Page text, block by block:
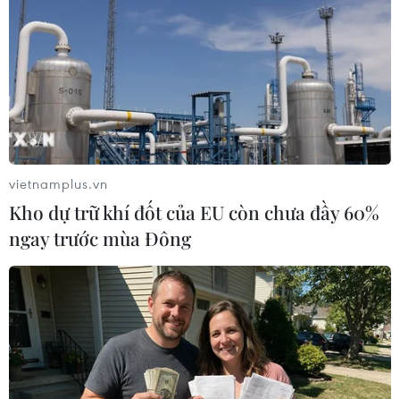
vietnamplus.vn
Kho dự trữ khí đốt của EU còn chưa đầy 60%
ngay trước mùa Đông